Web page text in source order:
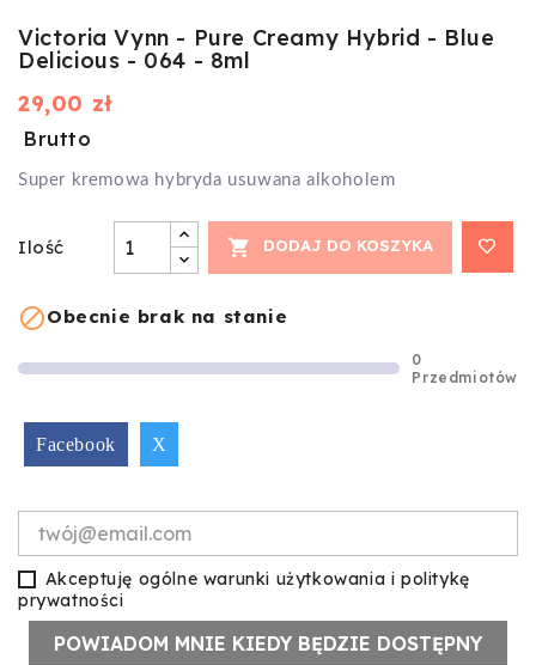
Victoria Vynn - Pure Creamy Hybrid - Blue
Delicious - 064 - 8ml
29,00 zł
Brutto
Super kremowa hybryda usuwana alkoholem
Ilość  DODAJ DO KOSZYKA
Obecnie brak na stanie
0
Przedmiotów
Facebook X
Akceptuję ogólne warunki użytkowania i politykę
prywatności
POWIADOM MNIE KIEDY BĘDZIE DOSTĘPNY